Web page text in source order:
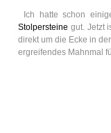
Ich hatte schon
Stolpersteine gut. Jetzt
direkt um die Ecke in
ergreifendes Mahnmal